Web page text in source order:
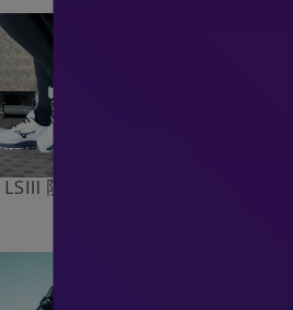
防護鞋 改寫專業配備美學